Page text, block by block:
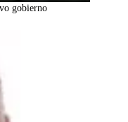
gobierno